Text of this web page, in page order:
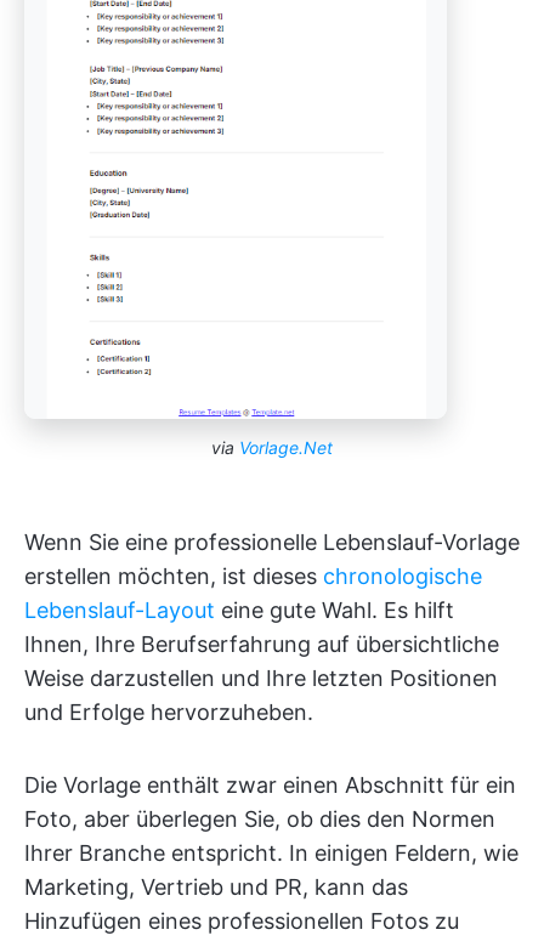
via Vorlage.Net
Wenn Sie eine professionelle Lebenslauf-Vorlage
erstellen möchten, ist dieses chronologische
Lebenslauf-Layout eine gute Wahl. Es hilft
Ihnen, Ihre Berufserfahrung auf übersichtliche
Weise darzustellen und Ihre letzten Positionen
und Erfolge hervorzuheben.
Die Vorlage enthält zwar einen Abschnitt für ein
Foto, aber überlegen Sie, ob dies den Normen
Ihrer Branche entspricht. In einigen Feldern, wie
Marketing, Vertrieb und PR, kann das
Hinzufügen eines professionellen Fotos zu